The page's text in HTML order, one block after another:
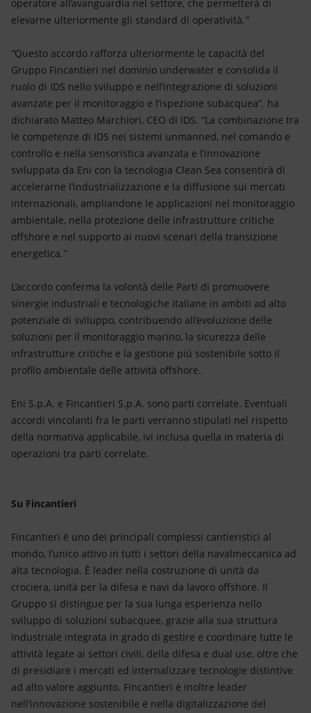
operatore all’avanguardia nel settore, che permetterà di
elevarne ulteriormente gli standard di operatività.”
“Questo accordo rafforza ulteriormente le capacità del
Gruppo Fincantieri nel dominio underwater e consolida il
ruolo di IDS nello sviluppo e nell’integrazione di soluzioni
avanzate per il monitoraggio e l’ispezione subacquea”. ha
dichiarato Matteo Marchiori, CEO di IDS. “La combinazione tra
le competenze di IDS nei sistemi unmanned, nel comando e
controllo e nella sensoristica avanzata e l’innovazione
sviluppata da Eni con la tecnologia Clean Sea consentirà di
accelerarne l’industrializzazione e la diffusione sui mercati
internazionali, ampliandone le applicazioni nel monitoraggio
ambientale, nella protezione delle infrastrutture critiche
offshore e nel supporto ai nuovi scenari della transizione
energetica.”
L’accordo conferma la volontà delle Parti di promuovere
sinergie industriali e tecnologiche italiane in ambiti ad alto
potenziale di sviluppo, contribuendo all’evoluzione delle
soluzioni per il monitoraggio marino, la sicurezza delle
infrastrutture critiche e la gestione più sostenibile sotto il
profilo ambientale delle attività offshore.
Eni S.p.A. e Fincantieri S.p.A. sono parti correlate. Eventuali
accordi vincolanti fra le parti verranno stipulati nel rispetto
della normativa applicabile, ivi inclusa quella in materia di
operazioni tra parti correlate.
Su Fincantieri
Fincantieri è uno dei principali complessi cantieristici al
mondo, l’unico attivo in tutti i settori della navalmeccanica ad
alta tecnologia. È leader nella costruzione di unità da
crociera, unità per la difesa e navi da lavoro offshore. Il
Gruppo si distingue per la sua lunga esperienza nello
sviluppo di soluzioni subacquee, grazie alla sua struttura
industriale integrata in grado di gestire e coordinare tutte le
attività legate ai settori civili, della difesa e dual use, oltre che
di presidiare i mercati ed internalizzare tecnologie distintive
ad alto valore aggiunto. Fincantieri è inoltre leader
nell’innovazione sostenibile e nella digitalizzazione del